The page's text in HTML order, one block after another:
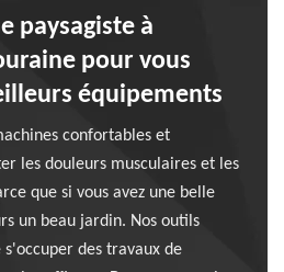
paysagiste à
pour vous
équipements
confortables et
les douleurs musculaires et les
que si vous avez une belle
un beau jardin. Nos outils
des travaux de